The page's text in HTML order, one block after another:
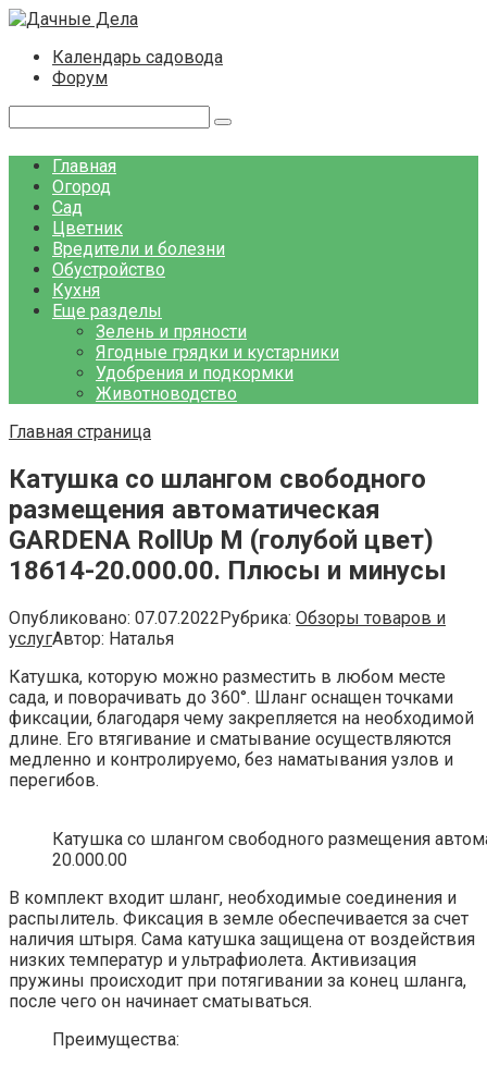
Перейти
контентуКалендарь садовода
Форум
Главная
Огород
Сад
Цветник
Вредители и болезни
Обустройство
Кухня
Еще разделы
Зелень и пряности
Ягодные грядки и кустарники
Удобрения и подкормки
Животноводство
Главная страница
Катушка со шлангом свободного
размещения автоматическая
GARDENA RollUp M (голубой цвет)
18614-20.000.00. Плюсы и минусы
Опубликовано: 07.07.2022Рубрика: Обзоры товаров и
услугАвтор: Наталья
Катушка, которую можно разместить в любом месте
сада, и поворачивать до 360͏°. Шланг оснащен точками
фиксации, благодаря чему закрепляется на необходимой
длине. Его втягивание и сматывание осуществляются
медленно и контролируемо, без наматывания узлов и
перегибов.
Катушка со шлангом свободного размещения
20.000.00
В комплект входит шланг, необходимые соединения и
распылитель. Фиксация в земле обеспечивается за счет
наличия штыря. Сама катушка защищена от воздействия
низких температур и ультрафиолета. Активизация
пружины происходит при потягивании за конец шланга,
после чего он начинает сматываться.
Преимущества: